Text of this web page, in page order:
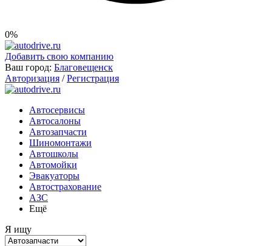
0%
Добавить свою компанию
Ваш город: Благовещенск
Авторизация / Регистрация
Автосервисы
Автосалоны
Автозапчасти
Шиномонтажи
Автошколы
Автомойки
Эвакуаторы
Автострахование
АЗС
Ещё
Я ищу